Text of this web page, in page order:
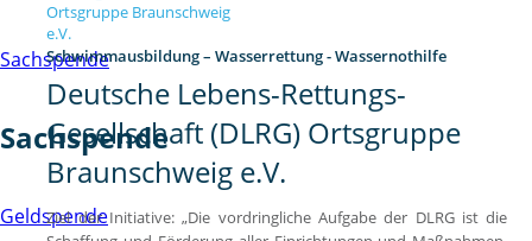
Sachspende
Sachspende
Geldspende
Schwimmausbildung – Wasserrettung - Wassernothilfe
Deutsche Lebens-Rettungs-
Gesellschaft (DLRG) Ortsgruppe
Braunschweig e.V.
Ziel der Initiative: „Die vordringliche Aufgabe der DLRG ist die